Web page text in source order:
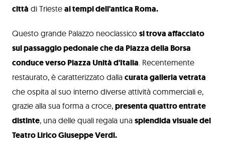
città di Trieste ai tempi dell'antica Roma.
Questo grande Palazzo neoclassico si trova affacciato
sul passaggio pedonale che da Piazza della Borsa
conduce verso Piazza Unità d'Italia. Recentemente
restaurato, è caratterizzato dalla curata galleria vetrata
che ospita al suo interno diverse attività commerciali e,
grazie alla sua forma a croce, presenta quattro entrate
distinte, una delle quali regala una splendida visuale del
Teatro Lirico Giuseppe Verdi.